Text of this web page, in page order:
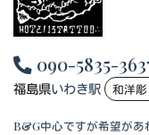
090-5835-
福島県いわき駅 和洋彫
B&G中心ですが希望があ